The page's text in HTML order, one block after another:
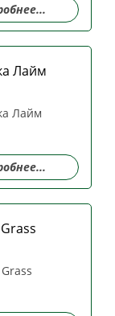
Лайм